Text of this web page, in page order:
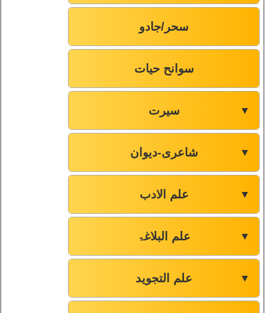
سحر/جادو
سوانح حیات
سیرت ▼
شاعری-دیوان ▼
علم الادب ▼
علم البلاغۃ ▼
علم التجوید ▼